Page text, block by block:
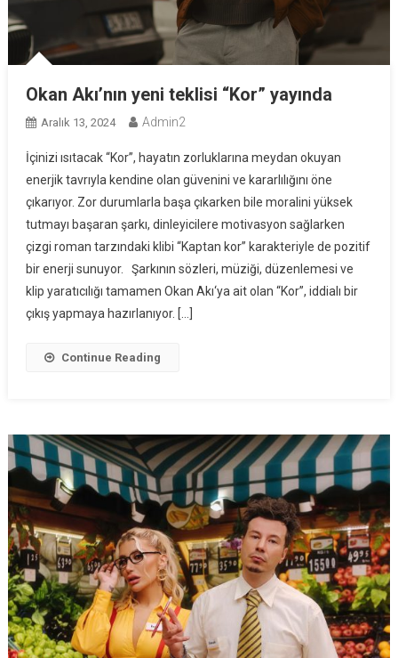
Okan Akı’nın yeni teklisi “Kor” yayında
Aralık 13, 2024 Admin2
İçinizi ısıtacak “Kor”, hayatın zorluklarına meydan okuyan
enerjik tavrıyla kendine olan güvenini ve kararlılığını öne
çıkarıyor. Zor durumlarla başa çıkarken bile moralini yüksek
tutmayı başaran şarkı, dinleyicilere motivasyon sağlarken
çizgi roman tarzındaki klibi “Kaptan kor” karakteriyle de pozitif
bir enerji sunuyor. Şarkının sözleri, müziği, düzenlemesi ve
klip yaratıcılığı tamamen Okan Akı‘ya ait olan “Kor”, iddialı bir
çıkış yapmaya hazırlanıyor. […]
Continue Reading